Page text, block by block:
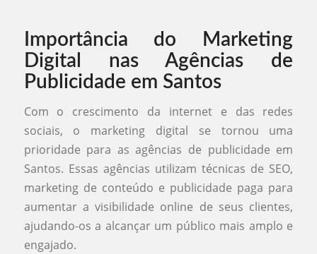
Importância do Marketing
Digital nas Agências de
Publicidade em Santos
Com o crescimento da internet e das redes
sociais, o marketing digital se tornou uma
prioridade para as agências de publicidade em
Santos. Essas agências utilizam técnicas de SEO,
marketing de conteúdo e publicidade paga para
aumentar a visibilidade online de seus clientes,
ajudando-os a alcançar um público mais amplo e
engajado.